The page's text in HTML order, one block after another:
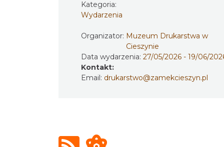
Kategoria:
Wydarzenia
Organizator: Muzeum Drukarstwa w
Cieszynie
Data wydarzenia: 27/05/2026 - 19/06/
Kontakt:
Email: drukarstwo@zamekcieszyn.pl